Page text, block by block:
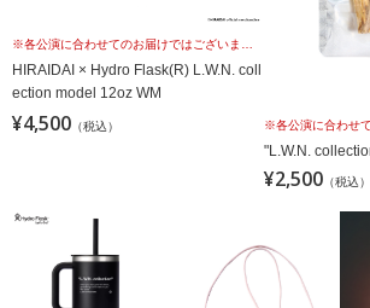
HIRAIDAI × Hydro Flask(R) L.W.N. coll
ection model 12oz WM
¥4,500 （税込）
"L.W.N.
¥2,500 （税込）